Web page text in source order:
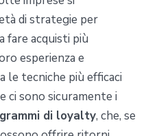
di strategie per
fare acquisti più
esperienza e
le tecniche più efficaci
ci sono sicuramente i
di loyalty, che, se